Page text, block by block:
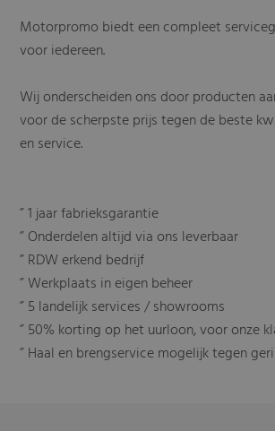
Motorpromo biedt een compleet
voor iedereen.
Wij onderscheiden ons door producten
voor de scherpste prijs tegen de beste
en service.
” 1 jaar fabrieksgarantie
” Onderdelen altijd via ons leverbaar
” RDW erkend bedrijf
” Werkplaats in eigen beheer
” 5 landelijk services / showrooms
” 50% korting op het uurloon, voor onze
” Haal en brengservice mogelijk tegen